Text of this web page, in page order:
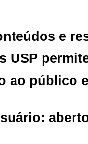
e
USP
ao público